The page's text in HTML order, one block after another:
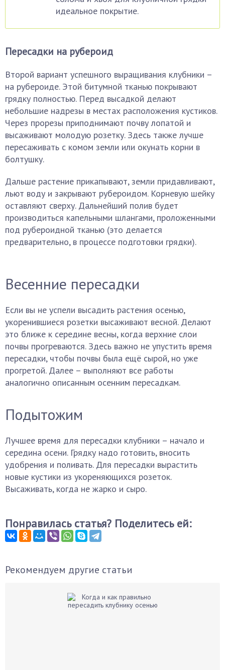
идеальное покрытие.
Пересадки на рубероид
Второй вариант успешного выращивания клубники –
на рубероиде. Этой битумной тканью покрывают
грядку полностью. Перед высадкой делают
небольшие надрезы в местах расположения кустиков.
Через прорезы приподнимают почву лопатой и
высаживают молодую розетку. Здесь также лучше
пересаживать с комом земли или окунать корни в
болтушку.
Дальше растение прикапывают, земли придавливают,
льют воду и закрывают рубероидом. Корневую шейку
оставляют сверху. Дальнейший полив будет
производиться капельными шлангами, проложенными
под рубероидной тканью (это делается
предварительно, в процессе подготовки грядки).
Весенние пересадки
Если вы не успели высадить растения осенью,
укоренившиеся розетки высаживают весной. Делают
это ближе к середине весны, когда верхние слои
почвы прогреваются. Здесь важно не упустить время
пересадки, чтобы почвы была ещё сырой, но уже
прогретой. Далее – выполняют все работы
аналогично описанным осенним пересадкам.
Подытожим
Лучшее время для пересадки клубники – начало и
середина осени. Грядку надо готовить, вносить
удобрения и поливать. Для пересадки вырастить
новые кустики из укореняющихся розеток.
Высаживать, когда не жарко и сыро.
Понравилась статья? Поделитесь ей:
Рекомендуем другие статьи